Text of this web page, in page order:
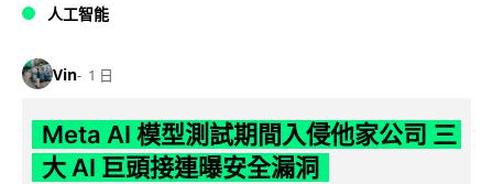
人工智能
Vin 1 日
Meta AI 模型測試期間入侵他家公司 三
大 AI 巨頭接連曝安全漏洞